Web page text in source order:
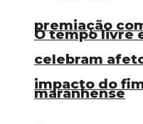
premiação
celebram
maranhense
O tempo livre
impacto do